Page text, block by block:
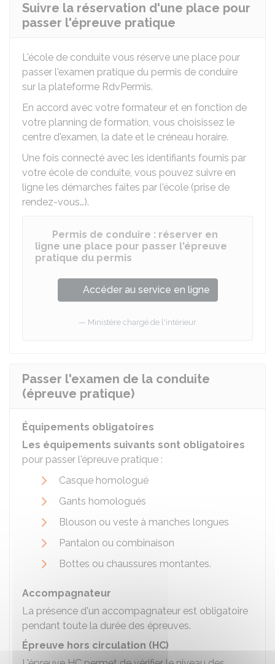
Suivre la réservation d'une place pour
passer l'épreuve pratique
L'école de conduite vous réserve une place pour
passer l'examen pratique du permis de conduire
sur la plateforme RdvPermis.
En accord avec votre formateur et en fonction de
votre planning de formation, vous choisissez le
centre d'examen, la date et le créneau horaire.
Une fois connecté avec les identifiants fournis par
votre école de conduite, vous pouvez suivre en
ligne les démarches faites par l'école (prise de
rendez-vous…).
Permis de conduire : réserver en
ligne une place pour passer l'épreuve
pratique du permis
Accéder au service en ligne
Ministère chargé de l'intérieur
Passer l'examen de la conduite
(épreuve pratique)
Équipements obligatoires
Les équipements suivants sont obligatoires
pour passer l'épreuve pratique :
Casque homologué
Gants homologués
Blouson ou veste à manches longues
Pantalon ou combinaison
Bottes ou chaussures montantes.
Accompagnateur
La présence d'un accompagnateur est obligatoire
pendant toute la durée des épreuves.
Épreuve hors circulation (HC)